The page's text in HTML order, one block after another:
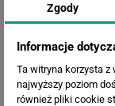
Zgody
Informacje
Ta witryna korzysta z
najwyższy poziom
również pliki cookie